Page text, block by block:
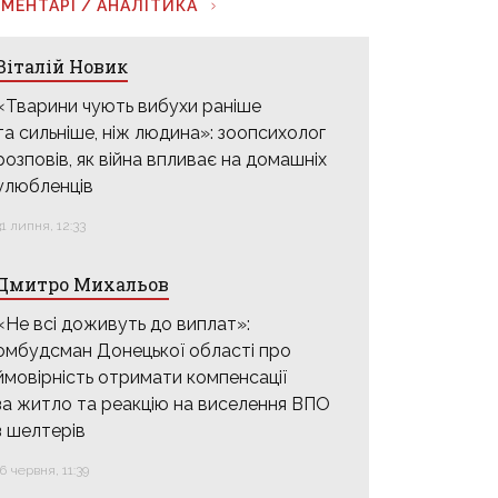
/ АНАЛІТИКА
Новик
чують вибухи раніше
сильніше, ніж людина»: зоопсихолог
як війна впливає на домашніх
липня, 12:33
Михальов
всі доживуть до виплат»:
Донецької області про
отримати компенсації
житло та реакцію на виселення ВПО
шелтерів
червня, 11:39